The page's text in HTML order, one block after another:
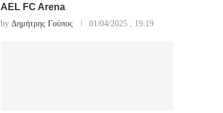
AEL FC Arena
by Δημήτρης Γούπος 01/04/2025 , 19:19